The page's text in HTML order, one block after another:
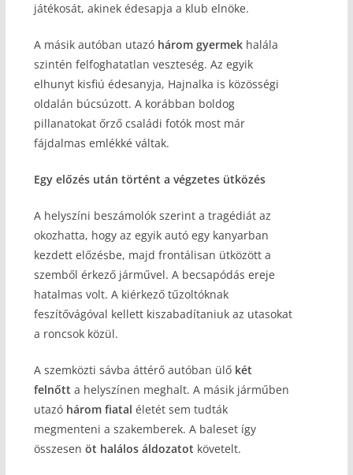
játékosát, akinek édesapja a klub elnöke.
A másik autóban utazó három gyermekhalála
szintén felfoghatatlan veszteség. Az egyik
elhunyt kisfiú édesanyja, Hajnalka is közösségi
oldalán búcsúzott. A korábban boldog
pillanatokat őrző családi fotók most már
fájdalmas emlékké váltak.
Egy előzés után történt a végzetes ütközés
A helyszíni beszámolók szerint a tragédiát az
okozhatta, hogy az egyik autó egy kanyarban
kezdett előzésbe, majd frontálisan ütközött a
szemből érkező járművel. A becsapódás ereje
hatalmas volt. A kiérkező tűzoltóknak
feszítővágóval kellett kiszabadítaniuk az utasokat
a roncsok közül.
A szemközti sávba áttérő autóban ülő két
felnőtt a helyszínen meghalt. A másik járműben
utazó három fiatal életét sem tudták
megmenteni a szakemberek. A baleset így
összesen öt halálos áldozatot követelt.